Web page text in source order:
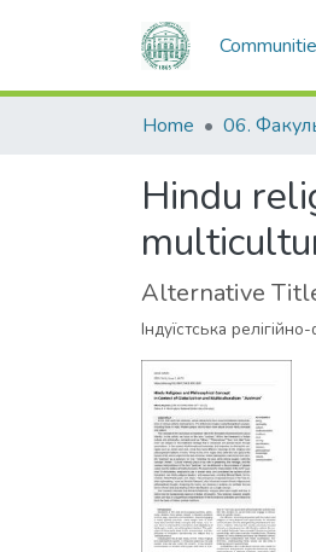
Home
Hindu
Alternative
Індуїстська